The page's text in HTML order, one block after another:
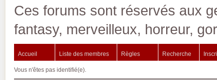
Ces forums sont réservés aux
fantasy, merveilleux, horreur,
Accueil Liste des membres Règles Recherche
Vous n'êtes pas identifié(e).